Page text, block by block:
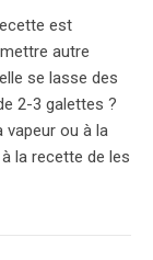
est
autre
se lasse des
2-3 galettes ?
vapeur ou à la
la recette de les